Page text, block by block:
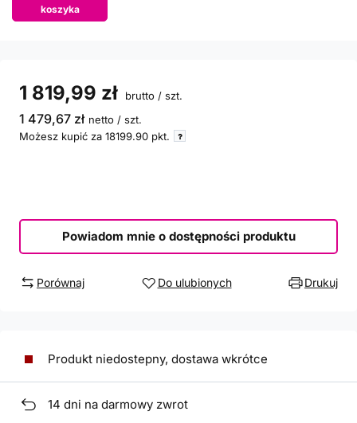
koszyka
1 819,99 zł brutto / szt.
1 479,67 zł netto / szt.
Możesz kupić za 18199.90 pkt.
Powiadom mnie o dostępności produktu
Porównaj Do ulubionych Drukuj
Produkt niedostepny, dostawa wkrótce
14 dni na darmowy zwrot